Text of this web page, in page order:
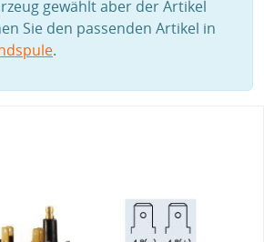
gewählt aber der Artikel
Sie den passenden Artikel in
.